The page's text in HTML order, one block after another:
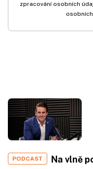
zpracování osobních
PODCAST
Na vlně